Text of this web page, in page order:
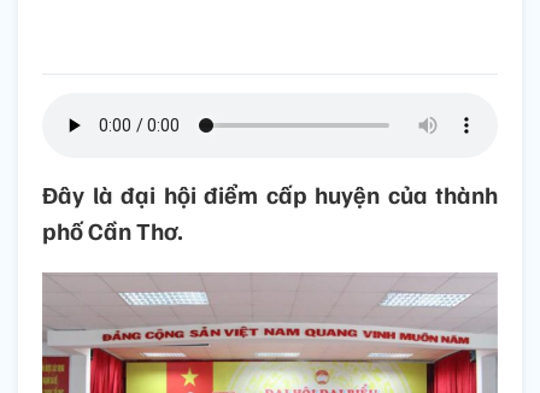
Đây là đại hội điểm cấp huyện của thành
phố Cần Thơ.